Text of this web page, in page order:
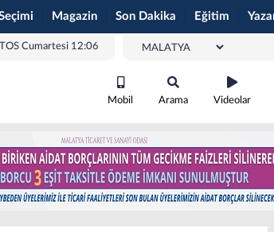
Magazin Son Dakika Eğitim
Cumartesi 12:06
Mobil Arama Videolar